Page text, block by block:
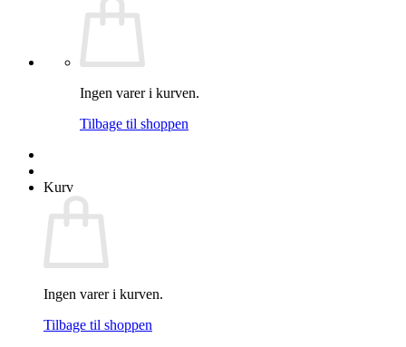
Ingen varer i kurven.
Tilbage til shoppen
Kurv
Ingen varer i kurven.
Tilbage til shoppen